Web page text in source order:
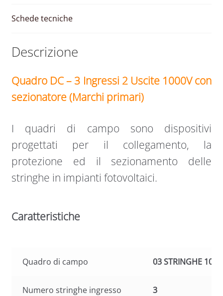
Schede tecniche
Descrizione
Quadro DC – 3 Ingressi 2 Uscite 1000V con
sezionatore (Marchi primari)
I quadri di campo sono dispositivi
progettati per il collegamento, la
protezione ed il sezionamento delle
stringhe in impianti fotovoltaici.
Caratteristiche
Quadro di campo 03 STRINGHE
Numero stringhe ingresso 3